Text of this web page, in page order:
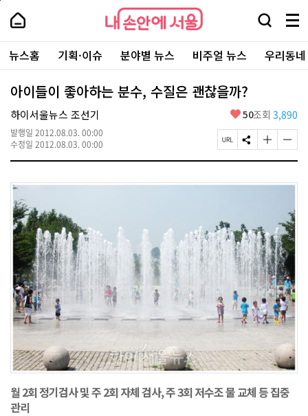
본
로
가
내
손
안
에
서
울
-
서
울
시
대
표
소
포
털
내
손
에
울
검
창
열
기
메
뉴
전
체
보
주
요
서
뉴스홈 기획·이슈 분야별 뉴스 비주얼 뉴스 우리동
아이들이 좋아하는 분수, 수질은 괜찮을까?
하이서울뉴스 조선기
발행일 2012.08.03. 00:00
수정일 2012.08.03. 00:00
좋
요
50조회 3,890
페
이
U
사
S
N
공
글
자
기
경
하
기
글
자
기
변
경
하
기
월 2회 정기검사 및 주 2회 자체 검사, 주 3회 저수조 물 교체 등 집중
관리
페
상
단
로